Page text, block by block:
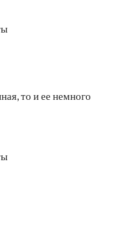
то и ее немного